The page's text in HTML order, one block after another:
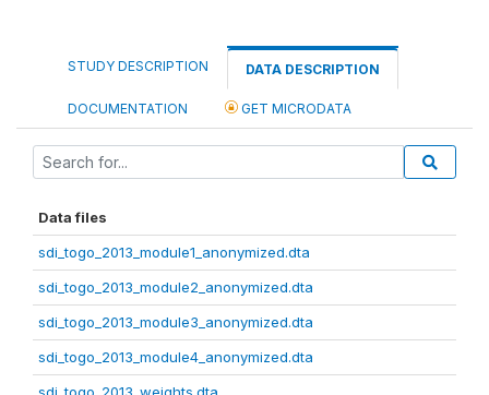
STUDY DESCRIPTION DATA DESCRIPTION
DOCUMENTATION GET MICRODATA
Data files
sdi_togo_2013_module1_anonymized.dta
sdi_togo_2013_module2_anonymized.dta
sdi_togo_2013_module3_anonymized.dta
sdi_togo_2013_module4_anonymized.dta